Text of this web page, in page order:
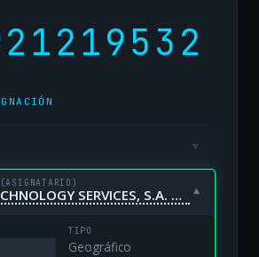
▾
(ASIGNATARIO)
COLT TECHNOLOGY SERVICES, S.A. UNIPERSONAL ▾
TIPO
Geográfico